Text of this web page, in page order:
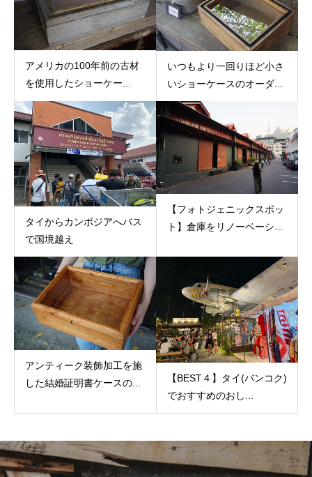
アメリカの100年前の古材
を使用したショーケー...
いつもより一回りほど小さ
いショーケースのオーダ...
タイからカンボジアへバス
で国境越え
【フォトジェニックスポッ
ト】倉庫をリノーベーシ...
アンティーク装飾加工を施
した結婚証明書ケースの...
【BEST４】タイ(バンコク)
でおすすめのおし...